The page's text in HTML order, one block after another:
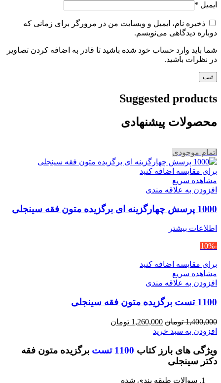
ایمیل *
ذخیره نام، ایمیل و وبسایت من در مرورگر برای زمانی که
دوباره دیدگاهی می‌نویسم.
شما باید وارد حساب خود شده باشید تا قادر به اضافه کردن تصاویر
در نظرات باشید.
Suggested products
محصولات پیشنهادی
اتمام موجودی
برای مقایسه اضافه کنید
مشاهده سریع
افزودن به علاقه مندی
1000 پرسش چهارگزینه ای برگزیده متون فقه سینجلی
اطلاعات بیشتر
-10%
برای مقایسه اضافه کنید
مشاهده سریع
افزودن به علاقه مندی
1100 تست برگزیده متون فقه سینجلی
1,400,000 تومان قیمت
اصلی
بود.
1,260,000 تومان
است.
افزودن به سبد خرید
ویژگی های بارز کتاب 1100 تست
برگزیده متون فقه
دکتر سینجلی
سوالات طبقه بندی شده